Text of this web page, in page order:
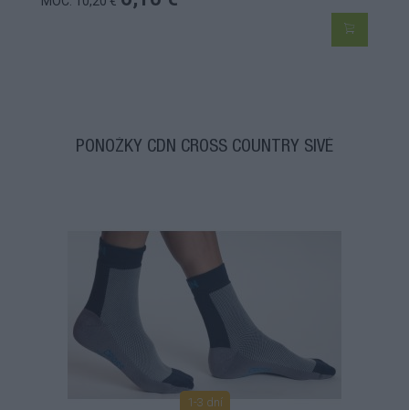
PONOŽKY CDN CROSS COUNTRY SIVÉ
1-3 dní